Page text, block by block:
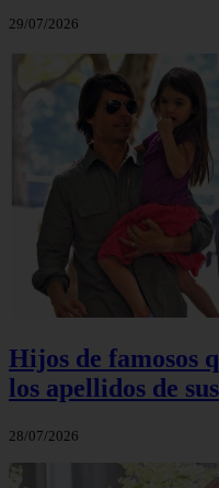
29/07/2026
Hijos de famosos
los apellidos de
28/07/2026